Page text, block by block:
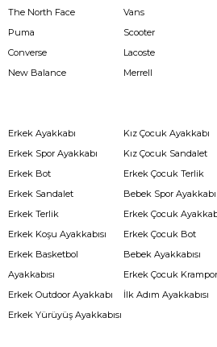
The North Face
Puma
Converse
New Balance
Vans
Scooter
Lacoste
Merrell
Erkek Ayakkabı
Erkek Spor Ayakkabı
Erkek Bot
Erkek Sandalet
Erkek Terlik
Erkek Koşu Ayakkabısı
Erkek Basketbol
Ayakkabısı
Erkek Outdoor Ayakkabı
Erkek Yürüyüş Ayakkabısı
Kız Çocuk Ayakkabı
Kız Çocuk Sandalet
Erkek Çocuk Terlik
Bebek Spor Ayakkabı
Erkek Çocuk
Erkek Çocuk Bot
Bebek Ayakkabısı
Erkek Çocuk
İlk Adım Ayakkabısı